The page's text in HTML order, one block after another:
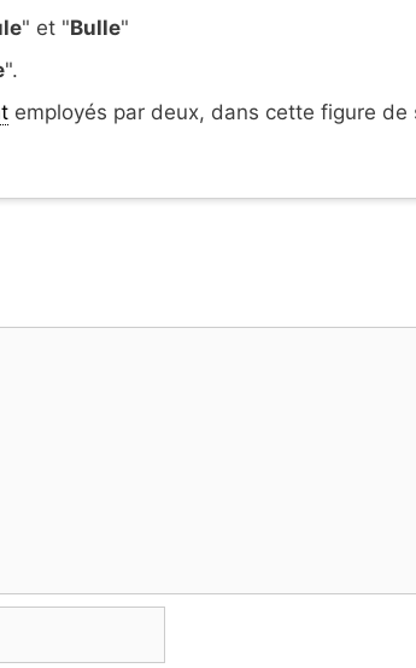
" et "Bulle"
".
employés par deux, dans cette figure de